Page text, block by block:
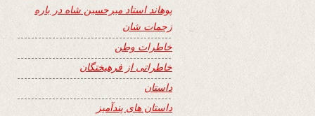
پوهاند استاد میرحسین شاه در باره
زحمات شان
خاطرات وطن
خاطراتی از فرهیختگان
داستان
داستان های پندآمیز